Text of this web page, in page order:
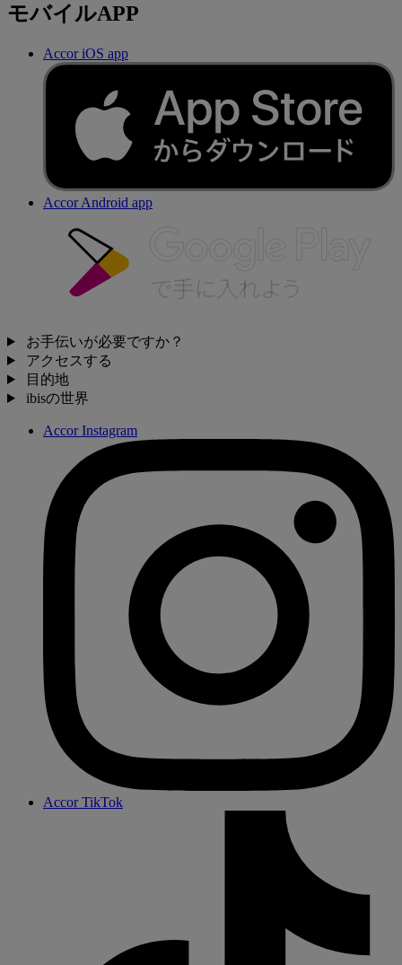
モバイルAPP
Accor iOS app
Accor Android app
お手伝いが必要ですか？
アクセスする
目的地
ibisの世界
Accor Instagram
Accor TikTok